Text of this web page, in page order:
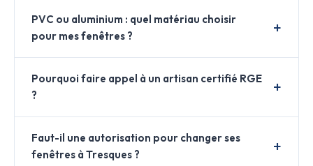
PVC ou aluminium : quel matériau choisir
pour mes fenêtres ?
Pourquoi faire appel à un artisan certifié RGE
?
Faut-il une autorisation pour changer ses
fenêtres à Tresques ?